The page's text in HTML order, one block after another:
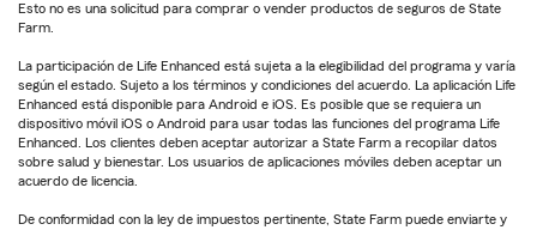
Esto no es una solicitud para comprar o vender productos de seguros de State
Farm.
La participación de Life Enhanced está sujeta a la elegibilidad del programa y varía
según el estado. Sujeto a los términos y condiciones del acuerdo. La aplicación Life
Enhanced está disponible para Android e iOS. Es posible que se requiera un
dispositivo móvil iOS o Android para usar todas las funciones del programa Life
Enhanced. Los clientes deben aceptar autorizar a State Farm a recopilar datos
sobre salud y bienestar. Los usuarios de aplicaciones móviles deben aceptar un
acuerdo de licencia.
De conformidad con la ley de impuestos pertinente, State Farm puede enviarte y